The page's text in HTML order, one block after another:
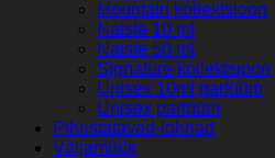
Mountain kollektsioon
Naiste 10 ml
Naiste 50 ml
Signature kollektsioon
Unisex 10ml parfüüm
Unisex parfüüm
Pihustatavad-lohnad
Väljamüük